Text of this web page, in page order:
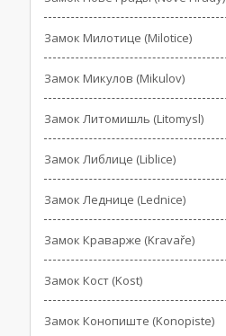
Замок Милотице (Milotice)
Замок Микулов (Mikulov)
Замок Литомишль (Litomysl)
Замок Либлице (Liblice)
Замок Леднице (Lednice)
Замок Краварже (Kravaře)
Замок Кост (Kost)
Замок Конопиште (Konopiste)